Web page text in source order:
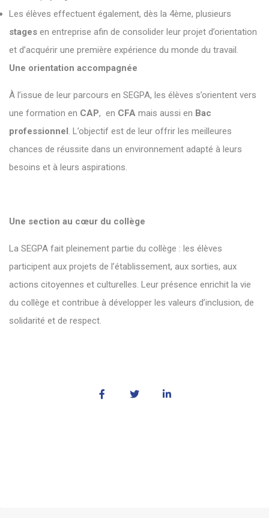
Les élèves effectuent également, dès la 4ème, plusieurs
stages en entreprise afin de consolider leur projet d’orientation
et d’acquérir une première expérience du monde du travail.
Une orientation accompagnée
À l’issue de leur parcours en SEGPA, les élèves s’orientent vers
une formation en CAP, en CFA mais aussi en Bac
professionnel. L’objectif est de leur offrir les meilleures
chances de réussite dans un environnement adapté à leurs
besoins et à leurs aspirations.
Une section au cœur du collège
La SEGPA fait pleinement partie du collège : les élèves
participent aux projets de l’établissement, aux sorties, aux
actions citoyennes et culturelles. Leur présence enrichit la vie
du collège et contribue à développer les valeurs d’inclusion, de
solidarité et de respect.